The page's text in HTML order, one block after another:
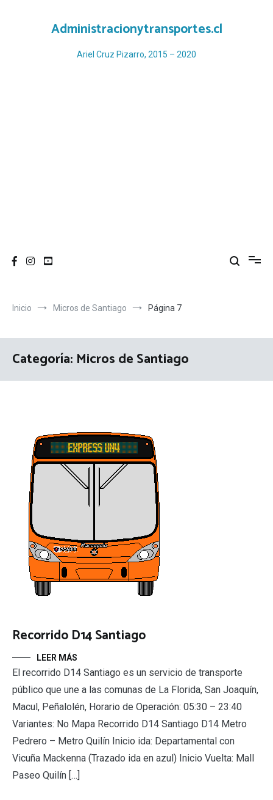
Administracionytransportes.cl
Ariel Cruz Pizarro, 2015 – 2020
Inicio Micros de Santiago Página 7
Categoría: Micros de Santiago
Recorrido D14 Santiago
LEER MÁS
El recorrido D14 Santiago es un servicio de transporte
público que une a las comunas de La Florida, San Joaquín,
Macul, Peñalolén, Horario de Operación: 05:30 – 23:40
Variantes: No Mapa Recorrido D14 Santiago D14 Metro
Pedrero – Metro Quilín Inicio ida: Departamental con
Vicuña Mackenna (Trazado ida en azul) Inicio Vuelta: Mall
Paseo Quilín […]